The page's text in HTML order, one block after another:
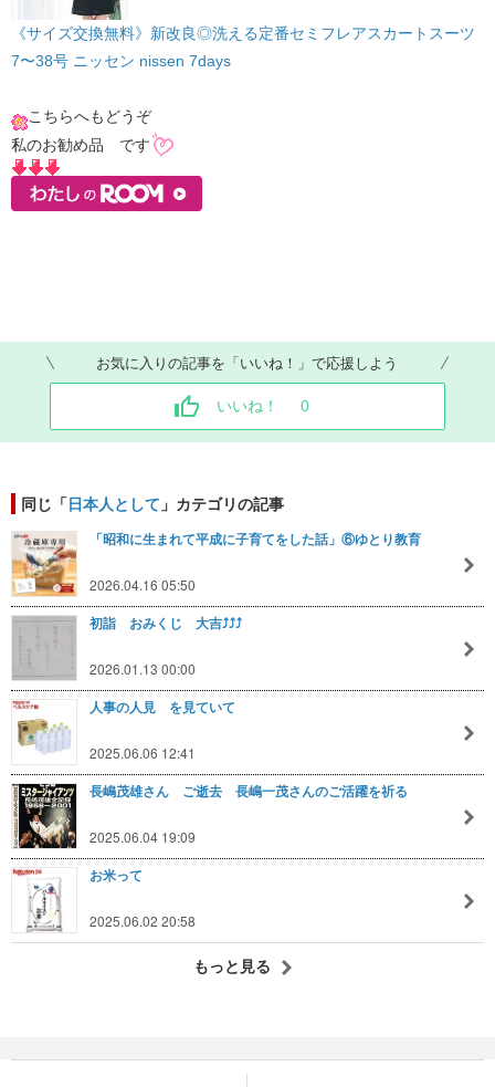
《サイズ交換無料》新改良◎洗える定番セミフレアスカートスーツ
7〜38号 ニッセン nissen 7days
こちらへもどうぞ
私のお勧め品 です
お気に入りの記事を「いいね！」で応援しよう
いいね！ 0
同じ「日本人として 」カテゴリの記事
「昭和に生まれて平成に子育てをした話」⑥ゆとり教育
2026.04.16 05:50
初詣 おみくじ 大吉⤴️⤴️⤴️
2026.01.13 00:00
人事の人見 を見ていて
2025.06.06 12:41
長嶋茂雄さん ご逝去 長嶋一茂さんのご活躍を祈る
2025.06.04 19:09
お米って
2025.06.02 20:58
もっと見る